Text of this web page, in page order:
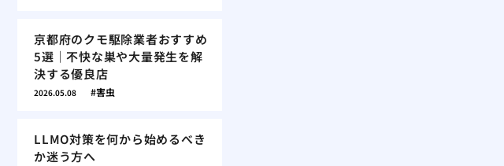
京都府のクモ駆除業者おすすめ
5選｜不快な巣や大量発生を解
決する優良店
2026.05.08 害虫
LLMO対策を何から始めるべき
か迷う方へ